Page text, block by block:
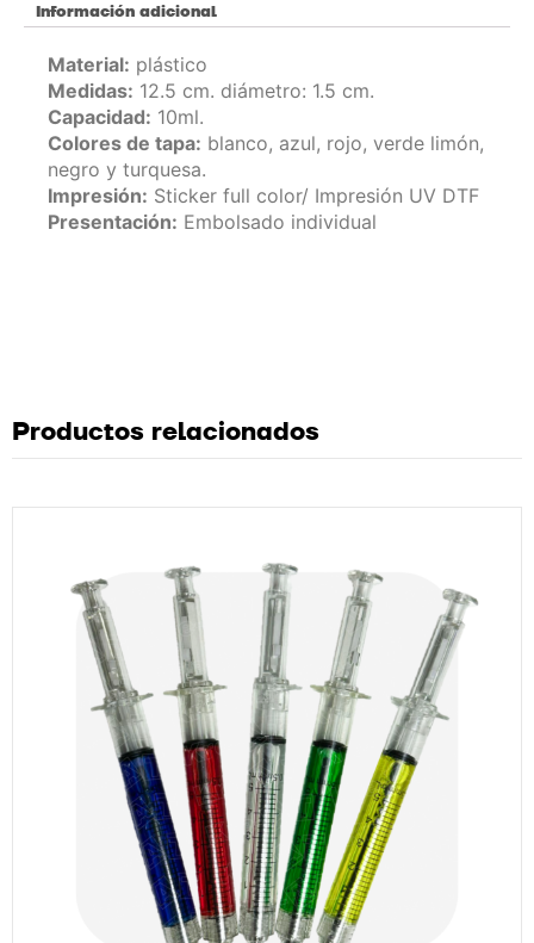
Información adicional
Material: plástico
Medidas: 12.5 cm. diámetro: 1.5 cm.
Capacidad: 10ml.
Colores de tapa: blanco, azul, rojo, verde limón,
negro y turquesa.
Impresión: Sticker full color/ Impresión UV DTF
Presentación: Embolsado individual
Productos relacionados